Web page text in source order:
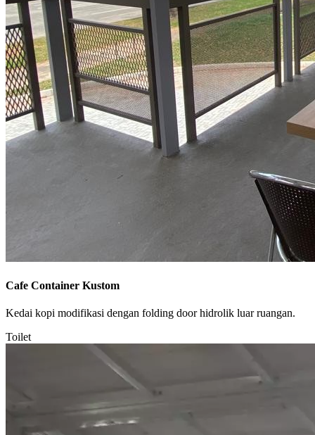
Cafe Container Kustom
Kedai kopi modifikasi dengan folding door hidrolik luar ruangan.
Toilet